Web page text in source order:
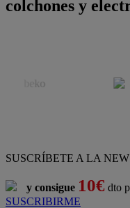
colchones y
SUSCRÍBETE A LA
y consigue 10€ dto
SUSCRIBIRME